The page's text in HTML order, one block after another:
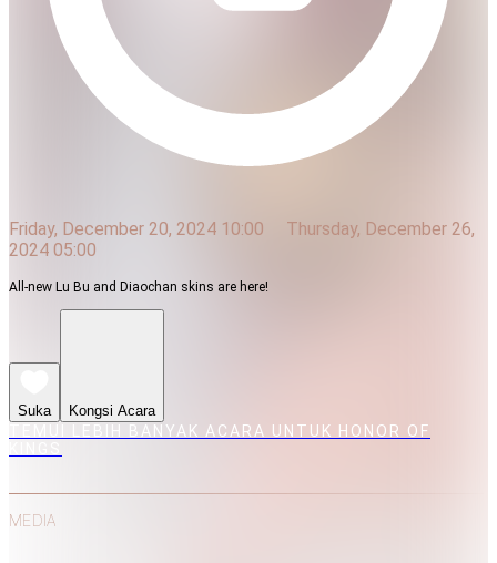
Friday, December 20, 2024 10:00
Thursday, December 26,
2024 05:00
All-new Lu Bu and Diaochan skins are here!
Suka Kongsi Acara
TEMUI LEBIH BANYAK ACARA UNTUK HONOR OF
MEDIA